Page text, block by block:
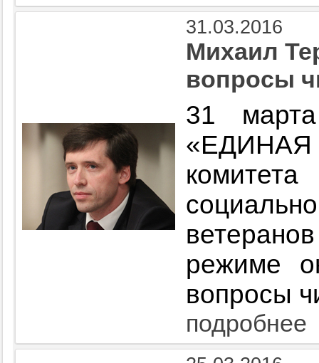
31.03.2016
Михаил
вопросы
31
режиме
вопросы
подробнее